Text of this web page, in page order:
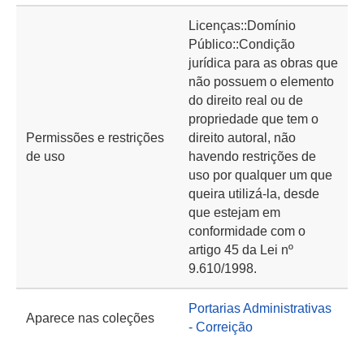
Permissões e restrições
de uso
Licenças::Domínio
Público::Condição
jurídica para as obras que
não possuem o elemento
do direito real ou de
propriedade que tem o
direito autoral, não
havendo restrições de
uso por qualquer um que
queira utilizá-la, desde
que estejam em
conformidade com o
artigo 45 da Lei nº
9.610/1998.
Aparece nas coleções
Portarias Administrativas
- Correição